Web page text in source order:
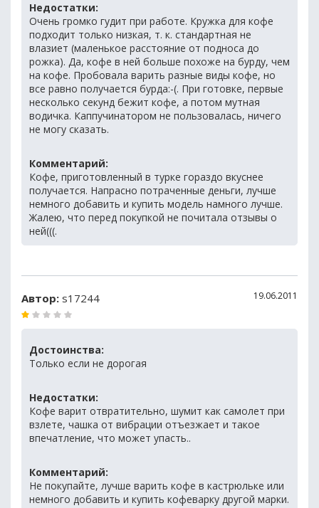
Недостатки:
Очень громко гудит при работе. Кружка для кофе
подходит только низкая, т. к. стандартная не
влазиет (маленькое расстояние от подноса до
рожка). Да, кофе в ней больше похоже на бурду, чем
на кофе. Пробовала варить разные виды кофе, но
все равно получается бурда:-(. При готовке, первые
несколько секунд бежит кофе, а потом мутная
водичка. Каппучинатором не пользовалась, ничего
не могу сказать.
Комментарий:
Кофе, приготовленный в турке гораздо вкуснее
получается. Напрасно потраченные деньги, лучше
немного добавить и купить модель намного лучше.
Жалею, что перед покупкой не почитала отзывы о
ней(((.
Автор: s17244 19.06.2011
Достоинства:
Только если не дорогая
Недостатки:
Кофе варит отвратительно, шумит как самолет при
взлете, чашка от вибрации отъезжает и такое
впечатление, что может упасть..
Комментарий:
Не покупайте, лучше варить кофе в кастрюльке или
немного добавить и купить кофеварку другой марки.